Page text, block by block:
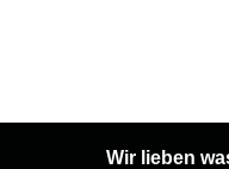
Wir lieben